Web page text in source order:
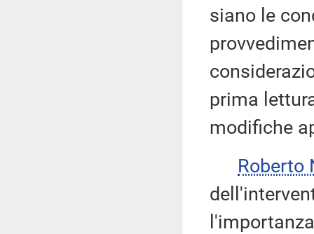
siano le
prima
modifiche
Roberto